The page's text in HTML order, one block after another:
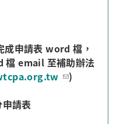
成申請表 word 檔，
檔 email 至補助辦法
)
請表